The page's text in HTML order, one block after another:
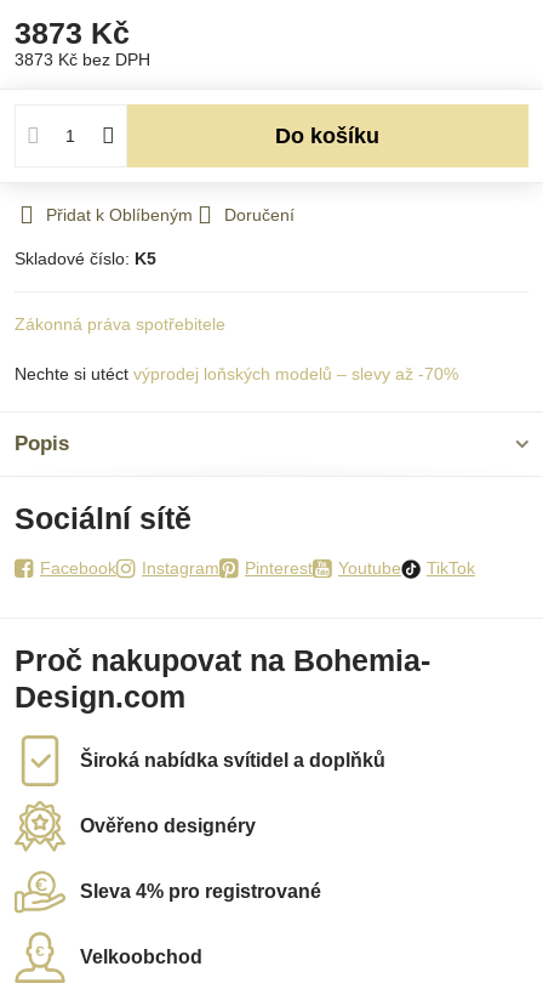
3873 Kč
3873 Kč bez DPH
Do košíku
Přidat k Oblíbeným Doručení
Skladové číslo: K5
Zákonná práva spotřebitele
Nechte si utéct výprodej loňských modelů – slevy až -70%
Popis
Sociální sítě
Facebook Instagram Pinterest Youtube TikTok
Proč nakupovat na Bohemia-
Design.com
Široká nabídka svítidel a doplňků
Ověřeno designéry
Sleva 4% pro registrované
Velkoobchod